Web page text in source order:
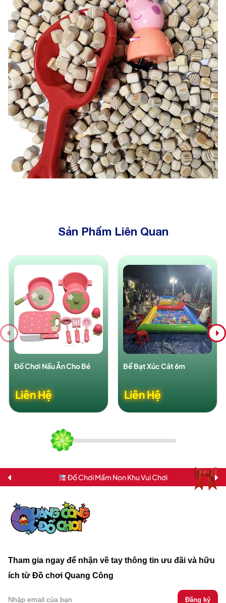
Sản Phẩm Liên Quan
Đồ Chơi Nấu Ăn Cho Bé
Liên Hệ
Bể Bạt Xúc Cát 6m
Liên Hệ
Đồ Chơi Mầm Non Khu Vui Chơi
Tham gia ngay để nhận về tay thông tin ưu đãi và hữu
ích từ Đồ chơi Quang Công